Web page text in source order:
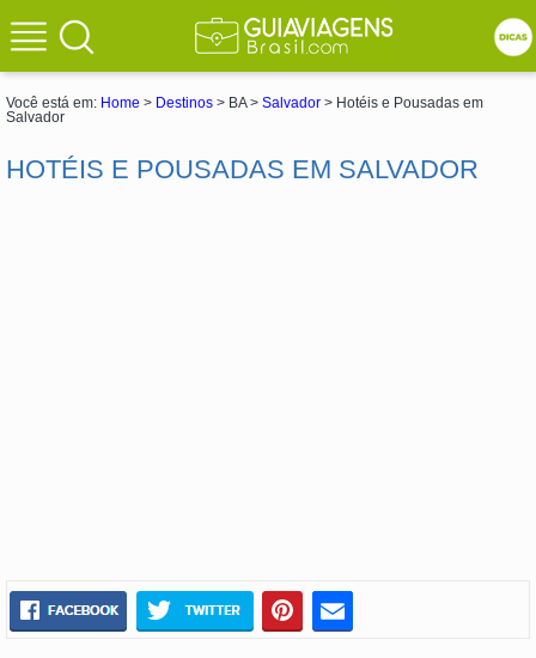
Você está em: Home > Destinos > BA > Salvador > Hotéis e Pousadas em
Salvador
HOTÉIS E POUSADAS EM SALVADOR